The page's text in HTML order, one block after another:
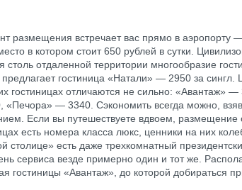
размещения встречает вас прямо в аэропорту
в котором стоит 650 рублей в сутки.
отдаленной территории многообразие
гостиница «Натали» — 2950 за сингл.
гостиницах отличаются не сильно: «Авантаж» —
— 3340. Сэкономить всегда можно, взяв
Если вы путешествуете вдвоем, размещение
есть номера класса люкс, ценники на них
столице» есть даже трехкомнатный
сервиса везде примерно один и тот же.
гостиницы «Авантаж», до которой добираться